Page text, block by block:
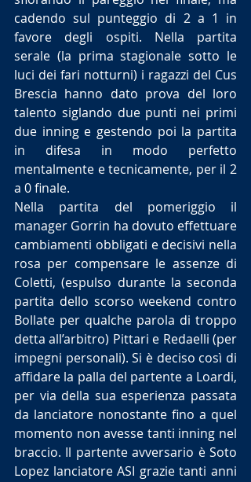
cadendo sul punteggio di 2 a 1 in
favore degli ospiti. Nella partita
serale (la prima stagionale sotto le
luci dei fari notturni) i ragazzi del Cus
Brescia hanno dato prova del loro
talento siglando due punti nei primi
due inning e gestendo poi la partita
in difesa in modo perfetto
mentalmente e tecnicamente, per il 2
a 0 finale.
Nella partita del pomeriggio il
manager Gorrin ha dovuto effettuare
cambiamenti obbligati e decisivi nella
rosa per compensare le assenze di
Coletti, (espulso durante la seconda
partita dello scorso weekend contro
Bollate per qualche parola di troppo
detta all’arbitro) Pittari e Redaelli (per
impegni personali). Si è deciso così di
affidare la palla del partente a Loardi,
per via della sua esperienza passata
da lanciatore nonostante fino a quel
momento non avesse tanti inning nel
braccio. Il partente avversario è Soto
Lopez lanciatore ASI grazie tanti anni